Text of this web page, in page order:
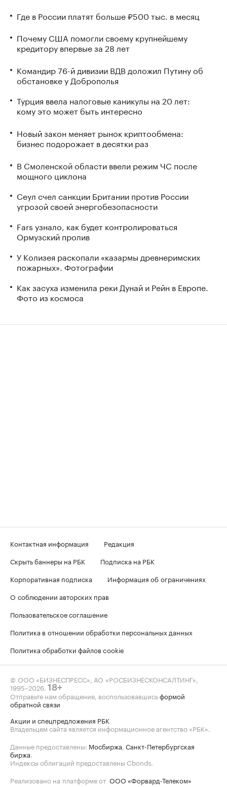
Где в России платят больше ₽500 тыс. в месяц
Почему США помогли своему крупнейшему
кредитору впервые за 28 лет
Командир 76-й дивизии ВДВ доложил Путину об
обстановке у Доброполья
Турция ввела налоговые каникулы на 20 лет:
кому это может быть интересно
Новый закон меняет рынок криптообмена:
бизнес подорожает в десятки раз
В Смоленской области ввели режим ЧС после
мощного циклона
Сеул счел санкции Британии против России
угрозой своей энергобезопасности
Fars узнало, как будет контролироваться
Ормузский пролив
У Колизея раскопали «казармы древнеримских
пожарных». Фотографии
Как засуха изменила реки Дунай и Рейн в Европе.
Фото из космоса
Контактная информация
Редакция
Скрыть баннеры на РБК
Подписка на РБК
Корпоративная подписка
Информация об ограничениях
О соблюдении авторских прав
Пользовательское соглашение
Политика в отношении обработки персональных данных
Политика обработки файлов cookie
© ООО «БИЗНЕСПРЕСС», АО «РОСБИЗНЕСКОНСАЛТИНГ»,
1995–2026 18+
Отправьте нам обращение, воспользовавшисьформой
обратной связи
Акции и спецпредложения РБК
Владельцем сайта является информационное агентство «РБК».
Данные предоставлены: Мосбиржа Санкт-Петербургская
биржа
Индексы облигаций предоставлены Cbonds.
Реализовано на платформе от ООО «Форвард-Телеком»